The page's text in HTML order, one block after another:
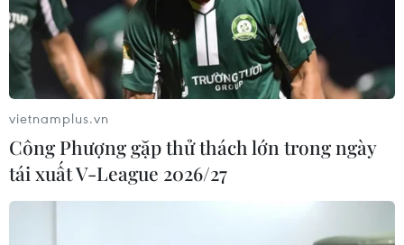
vietnamplus.vn
Công Phượng gặp thử thách lớn trong ngày
tái xuất V-League 2026/27